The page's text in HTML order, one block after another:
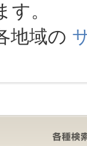
。
地域の